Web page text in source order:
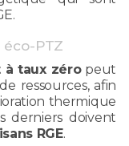
éco-PTZ
taux zéropeut
ressources, afin
thermique
derniers doivent
RGE.